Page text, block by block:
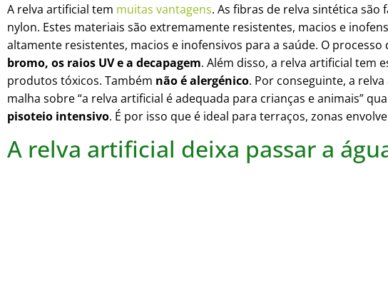
A relva artificial tem muitas vantagens. As fibras de relva sintética
nylon. Estes materiais são extremamente resistentes, macios e
altamente resistentes, macios e inofensivos para a saúde. O
bromo, os raios UV e a decapagem. Além disso, a relva artificial tem
produtos tóxicos. Também não é alergénico. Por conseguinte, a
malha sobre “a relva artificial é adequada para crianças e animais”
pisoteio intensivo. É por isso que é ideal para terraços, zonas
A relva artificial deixa passar a